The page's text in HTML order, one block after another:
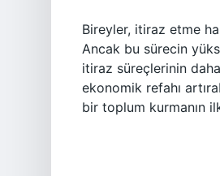
Bireyler, itiraz etme
Ancak bu sürecin
itiraz süreçlerinin
ekonomik refahı
bir toplum kurmanın